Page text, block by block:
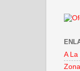
A La